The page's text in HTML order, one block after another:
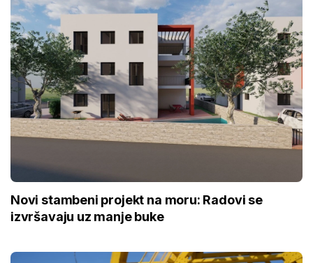
Novi stambeni projekt na moru: Radovi se
izvršavaju uz manje buke